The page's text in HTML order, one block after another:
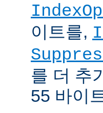
이트를,
를 더 추
55 바이